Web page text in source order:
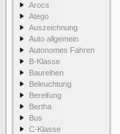
Arocs
Atego
Auszeichnung
Auto allgemein
Autonomes Fahren
B-Klasse
Baureihen
Beleuchtung
Bereifung
Bertha
Bus
C-Klasse